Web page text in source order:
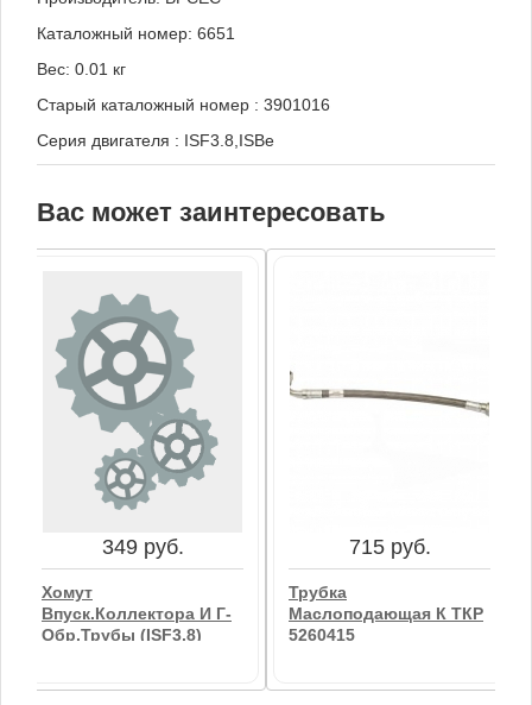
Каталожный номер: 6651
Вес: 0.01 кг
Старый каталожный номер : 3901016
Серия двигателя : ISF3.8,ISBe
Вас может заинтересовать
349 руб.
Хомут
Впуск.коллектора И Г-
Обр.трубы (ISF3.8)
715 руб.
Трубка
Маслоподающая К ТКР
5260415